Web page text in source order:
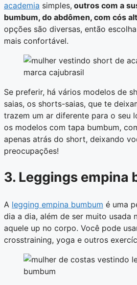
academia simples, outros com a
bumbum, do abdômen, com cós
opções são diversas, então
mais confortável.
Se preferir, há vários modelos de
saias, os shorts-saias, que te
trazem um ar diferente para o seu
os modelos com tapa bumbum,
apenas atrás do short, deixando
preocupações!
3. Leggings empina
A legging empina bumbum é uma
dia a dia, além de ser muito usada
aquele up no corpo. Você pode
crosstraining, yoga e outros